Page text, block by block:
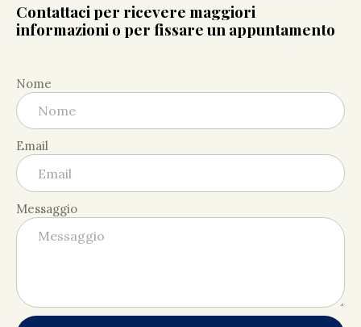
Contattaci per ricevere maggiori
informazioni o per fissare un appuntamento
Nome
Email
Messaggio